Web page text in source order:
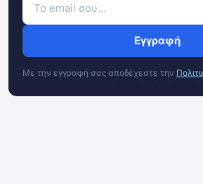
Εγγραφή
Με την εγγραφή σας αποδέχεστε την